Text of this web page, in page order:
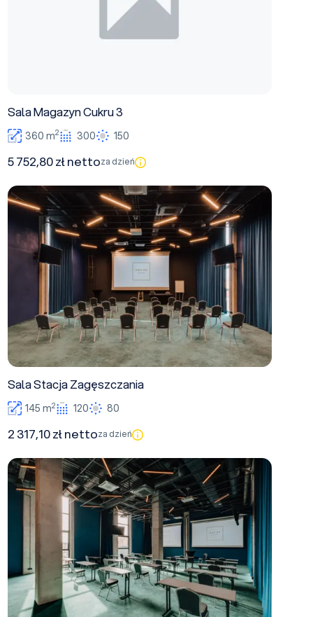
Sala Magazyn Cukru 3
360 m2 300 150
5 752,80 zł nettoza dzień
Sala Stacja Zagęszczania
Sala Stacja Zagęszczania
145 m2 120 80
2 317,10 zł nettoza dzień
Sala Stacja Oczyszczania